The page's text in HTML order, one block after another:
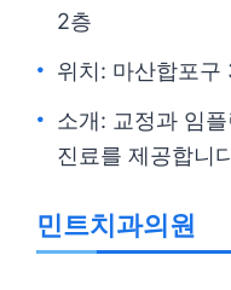
2층
위치: 마산합포구
소개: 교정과 임
진료를 제공합니
민트치과의원